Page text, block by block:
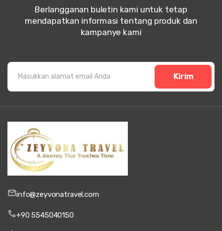
Berlangganan buletin kami untuk tetap
mendapatkan informasi tentang produk dan
kampanye kami
Kirim
info@zeyvonatravel.com
+90 5545040150